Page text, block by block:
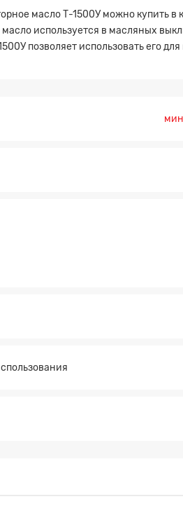
масло Т-1500У можно купить в
используется в масляных
позволяет использовать его